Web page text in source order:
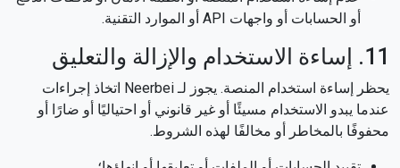
أو الحسابات أو واجهات API أو الموارد التقنية.
11. إساءة الاستخدام والإزالة والتعليق
يحظر إساءة استخدام المنصة. يجوز لـ Neerbei اتخاذ إجراءات
عندما يبدو الاستخدام مسيئًا أو غير قانوني أو احتياليًا أو ضارًا أو
محفوفًا بالمخاطر أو مخالفًا لهذه الشروط.